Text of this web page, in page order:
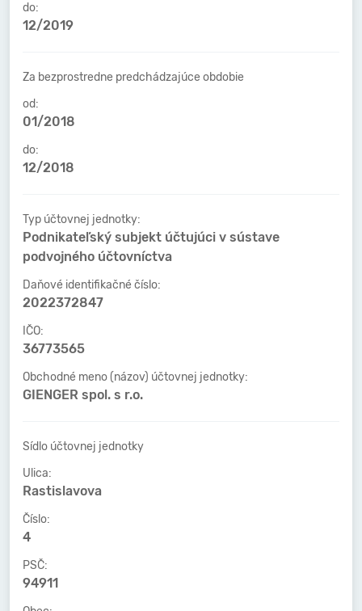
do:
12/2019
Za bezprostredne predchádzajúce obdobie
od:
01/2018
do:
12/2018
Typ účtovnej jednotky:
Podnikateľský subjekt účtujúci v sústave
podvojného účtovníctva
Daňové identifikačné číslo:
2022372847
IČO:
36773565
Obchodné meno (názov) účtovnej jednotky:
GIENGER spol. s r.o.
Sídlo účtovnej jednotky
Ulica:
Rastislavova
Číslo:
4
PSČ:
94911